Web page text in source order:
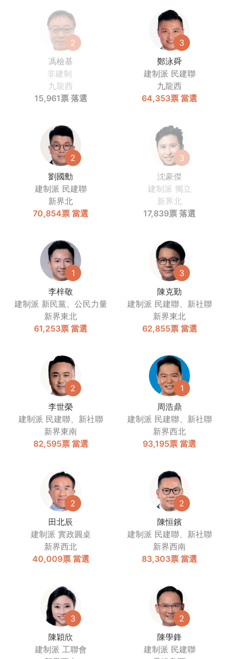
2
馮檢基
非建制
九龍西
15,961票 落選
3
鄭泳舜
建制派 民建聯
九龍西
64,353票 當選
2
劉國勳
建制派 民建聯
新界北
70,854票 當選
3
沈豪傑
建制派 獨立
新界北
17,839票 落選
1
李梓敬
建制派 新民黨、公民力量
新界東北
61,253票 當選
3
陳克勤
建制派 民建聯、新社聯
新界東北
62,855票 當選
2
李世榮
建制派 民建聯、新社聯
新界東南
82,595票 當選
1
周浩鼎
建制派 民建聯、新社聯
新界西北
93,195票 當選
2
田北辰
建制派 實政圓桌
新界西北
40,009票 當選
2
陳恒鑌
建制派 民建聯、新社聯
新界西南
83,303票 當選
3
陳穎欣
建制派 工聯會
2
陳學鋒
建制派 民建聯